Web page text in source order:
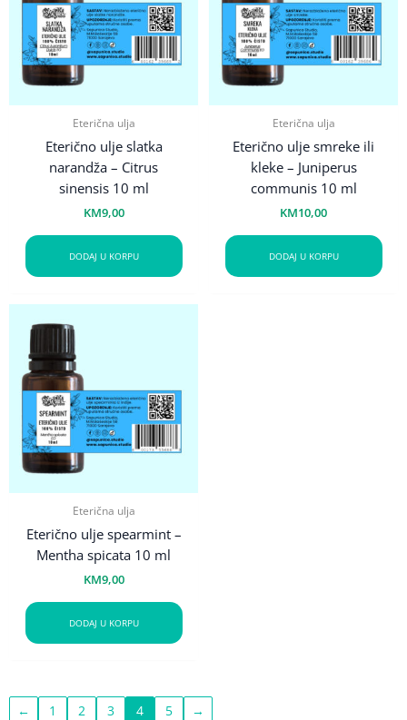
Eterična ulja
Eterično ulje slatka
narandža – Citrus
sinensis 10 ml
KM9,00
DODAJ U KORPU
Eterična ulja
Eterično ulje smreke ili
kleke – Juniperus
communis 10 ml
KM10,00
DODAJ U KORPU
Eterična ulja
Eterično ulje spearmint –
Mentha spicata 10 ml
KM9,00
DODAJ U KORPU
← 1 2 3 4 5 →